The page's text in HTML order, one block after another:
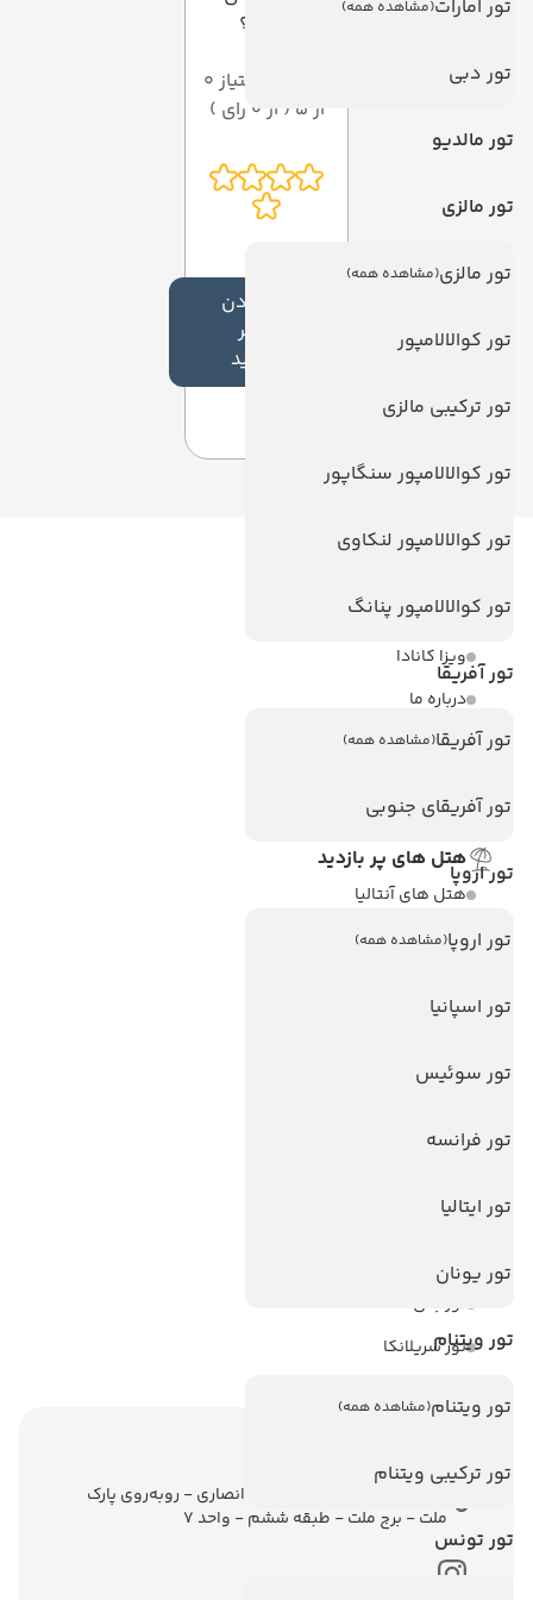
تور امارات(مشاهده همه)
تور دبی
تور مالدیو
تور مالزی
تور مالزی(مشاهده همه)
تور کوالالامپور
تور ترکیبی مالزی
تور کوالالامپور سنگاپور
تور کوالالامپور لنکاوی
تور کوالالامپور پنانگ
تور آفریقا
تور آفریقا(مشاهده همه)
تور آفریقای جنوبی
تور اروپا
تور اروپا(مشاهده همه)
تور اسپانیا
تور سوئیس
تور فرانسه
تور ایتالیا
تور یونان
تور ویتنام
تور ویتنام(مشاهده همه)
تور ترکیبی ویتنام
تور تونس
دهید؟
میانگین امتیاز 0
از 5 ( از 0 رای )
افزودن
نظر
جدید
ویزا
ویزا کانادا
درباره ما
تماس با ما
هتل های پر بازدید
هتل های آنتالیا
هتل های استانبول
هتل های اندونزی
هتل های سریلانکا
تورهای پربازدید
تور آنتالیا
تور پوکت
تور بالی
تور سریلانکا
تهران - ولیعصر - نبش کوچه انصاری - روبه‌روی پارک
ملت - برج ملت - طبقه ششم - واحد 7